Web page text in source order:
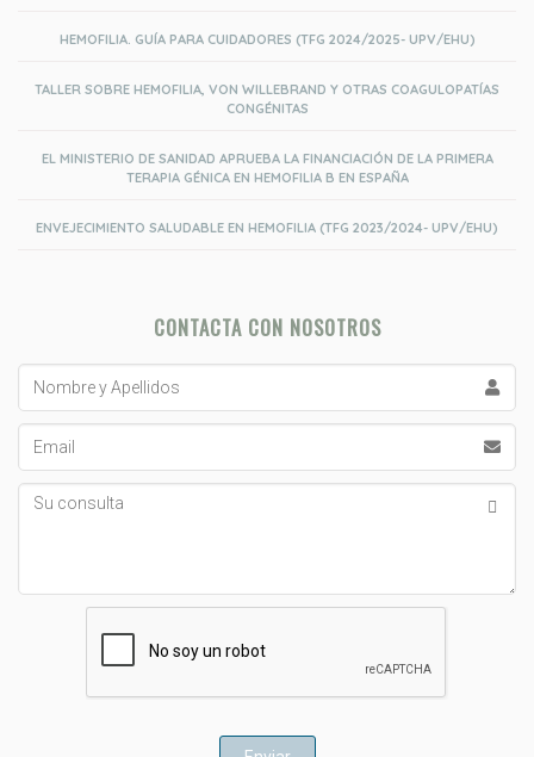
HEMOFILIA. GUÍA PARA CUIDADORES (TFG 2024/2025- UPV/EHU)
TALLER SOBRE HEMOFILIA, VON WILLEBRAND Y OTRAS COAGULOPATÍAS
CONGÉNITAS
EL MINISTERIO DE SANIDAD APRUEBA LA FINANCIACIÓN DE LA PRIMERA
TERAPIA GÉNICA EN HEMOFILIA B EN ESPAÑA
ENVEJECIMIENTO SALUDABLE EN HEMOFILIA (TFG 2023/2024- UPV/EHU)
CONTACTA CON NOSOTROS
Apellidos
Su